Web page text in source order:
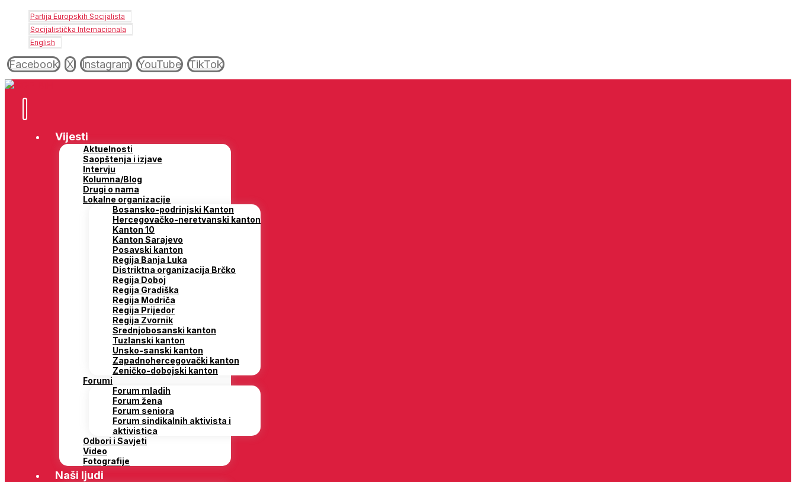
Partija Europskih Socijalista
Socijalistička Internacionala
English
Facebook X Instagram YouTube TikTok
Vijesti
Aktuelnosti
Saopštenja i izjave
Intervju
Kolumna/Blog
Drugi o nama
Lokalne organizacije
Bosansko-podrinjski Kanton
Hercegovačko-neretvanski kanton
Kanton 10
Kanton Sarajevo
Posavski kanton
Regija Banja Luka
Distriktna organizacija Brčko
Regija Doboj
Regija Gradiška
Regija Modriča
Regija Prijedor
Regija Zvornik
Srednjobosanski kanton
Tuzlanski kanton
Unsko-sanski kanton
Zapadnohercegovački kanton
Zeničko-dobojski kanton
Forumi
Forum mladih
Forum žena
Forum seniora
Forum sindikalnih aktivista i
aktivistica
Odbori i Savjeti
Video
Fotografije
Naši ljudi